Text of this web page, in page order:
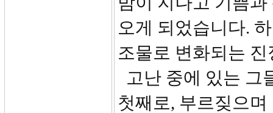
오게 되었습니다.
조물로 변화되는
고난 중에 있는 그
첫째로, 부르짖으